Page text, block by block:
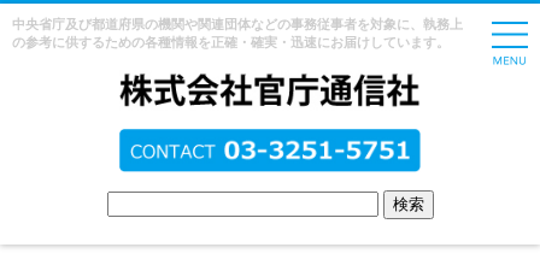
中央省庁及び都道府県の機関や関連団体などの事務従事者を対象に、執務上
の参考に供するための各種情報を正確・確実・迅速にお届けしています。